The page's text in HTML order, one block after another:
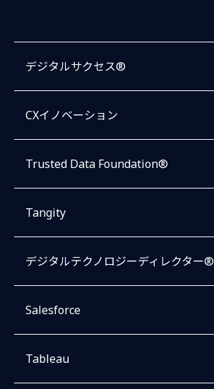
デジタルサクセス®
CXイノベーション
Trusted Data Foundation®
Tangity
デジタルテクノロジーディレクター®
Salesforce
Tableau